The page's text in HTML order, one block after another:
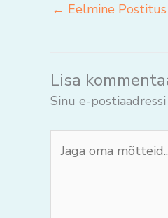
← Eelmine Postitus
Lisa
Sinu e-
oma